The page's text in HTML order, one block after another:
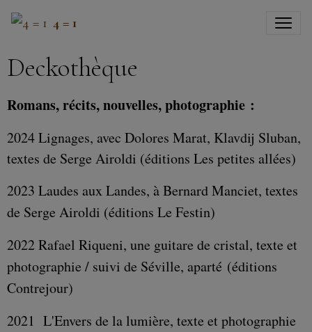
4 = 1
Deckothèque
Romans, récits, nouvelles, photographie :
2024 Lignages, avec Dolores Marat, Klavdij Sluban,
textes de Serge Airoldi (éditions Les petites allées)
2023 Laudes aux Landes, à Bernard Manciet, textes
de Serge Airoldi (éditions Le Festin)
2022 Rafael Riqueni, une guitare de cristal, texte et
photographie / suivi de Séville, aparté (éditions
Contrejour)
2021 L'Envers de la lumière, texte et photographie